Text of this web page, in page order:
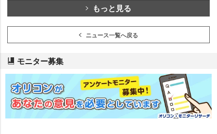
もっと見る
ニュース一覧へ戻る
モニター募集